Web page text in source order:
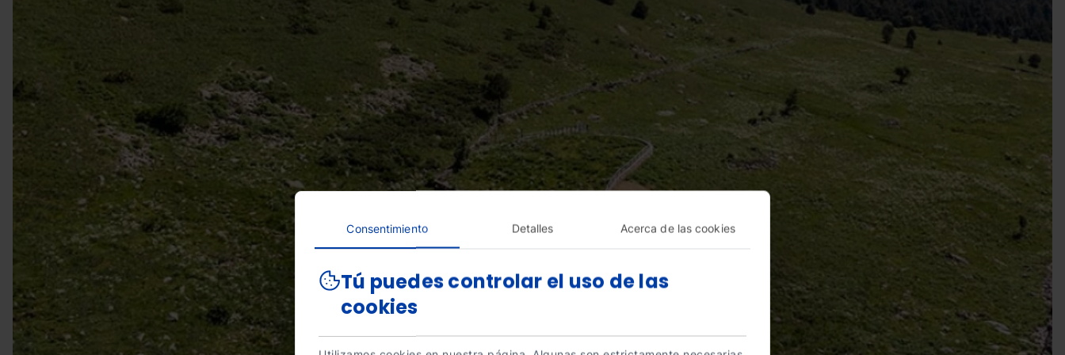
Consentimiento Detalles Acerca de las cookies
Tú puedes controlar el uso de las
cookies